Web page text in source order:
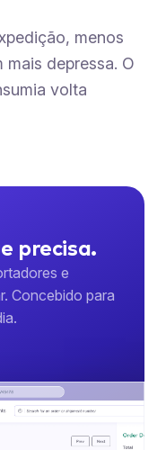
menos
mais depressa. O
volta
precisa.
e
Concebido para